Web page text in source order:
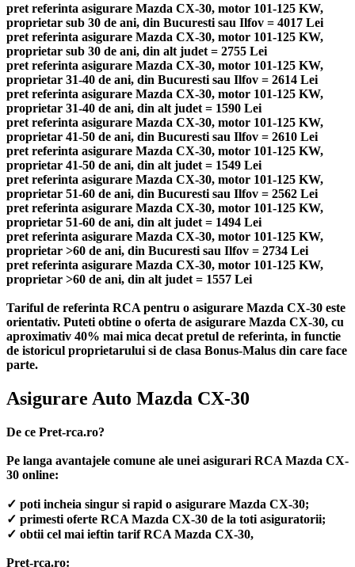
pret referinta asigurare Mazda CX-30, motor 101-125 KW,
proprietar sub 30 de ani, din Bucuresti sau Ilfov = 4017 Lei
pret referinta asigurare Mazda CX-30, motor 101-125 KW,
proprietar sub 30 de ani, din alt judet = 2755 Lei
pret referinta asigurare Mazda CX-30, motor 101-125 KW,
proprietar 31-40 de ani, din Bucuresti sau Ilfov = 2614 Lei
pret referinta asigurare Mazda CX-30, motor 101-125 KW,
proprietar 31-40 de ani, din alt judet = 1590 Lei
pret referinta asigurare Mazda CX-30, motor 101-125 KW,
proprietar 41-50 de ani, din Bucuresti sau Ilfov = 2610 Lei
pret referinta asigurare Mazda CX-30, motor 101-125 KW,
proprietar 41-50 de ani, din alt judet = 1549 Lei
pret referinta asigurare Mazda CX-30, motor 101-125 KW,
proprietar 51-60 de ani, din Bucuresti sau Ilfov = 2562 Lei
pret referinta asigurare Mazda CX-30, motor 101-125 KW,
proprietar 51-60 de ani, din alt judet = 1494 Lei
pret referinta asigurare Mazda CX-30, motor 101-125 KW,
proprietar >60 de ani, din Bucuresti sau Ilfov = 2734 Lei
pret referinta asigurare Mazda CX-30, motor 101-125 KW,
proprietar >60 de ani, din alt judet = 1557 Lei
Tariful de referinta RCA pentru o asigurare Mazda CX-30 este
orientativ. Puteti obtine o oferta de asigurare Mazda CX-30, cu
aproximativ 40% mai mica decat pretul de referinta, in functie
de istoricul proprietarului si de clasa Bonus-Malus din care face
parte.
Asigurare Auto Mazda CX-30
De ce Pret-rca.ro?
Pe langa avantajele comune ale unei asigurari RCA Mazda CX-
30 online:
✓ poti incheia singur si rapid o asigurare Mazda CX-30;
✓ primesti oferte RCA Mazda CX-30 de la toti asiguratorii;
✓ obtii cel mai ieftin tarif RCA Mazda CX-30,
Pret-rca.ro: